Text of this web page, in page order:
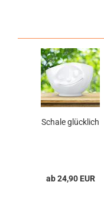
Schale glücklich
ab 24,90 EUR